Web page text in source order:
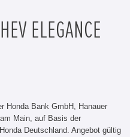
ELEGANCE
Honda Bank GmbH, Hanauer
Main, auf Basis der
Deutschland. Angebot gültig